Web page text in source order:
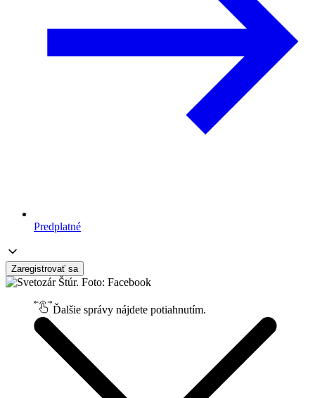
Predplatné
Zaregistrovať sa
Ďalšie správy nájdete potiahnutím.